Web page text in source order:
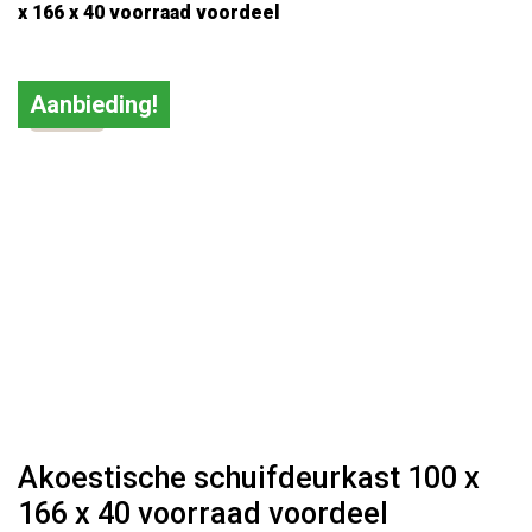
x 166 x 40 voorraad voordeel
Aanbieding!
B-keus
Akoestische schuifdeurkast 100 x
166 x 40 voorraad voordeel